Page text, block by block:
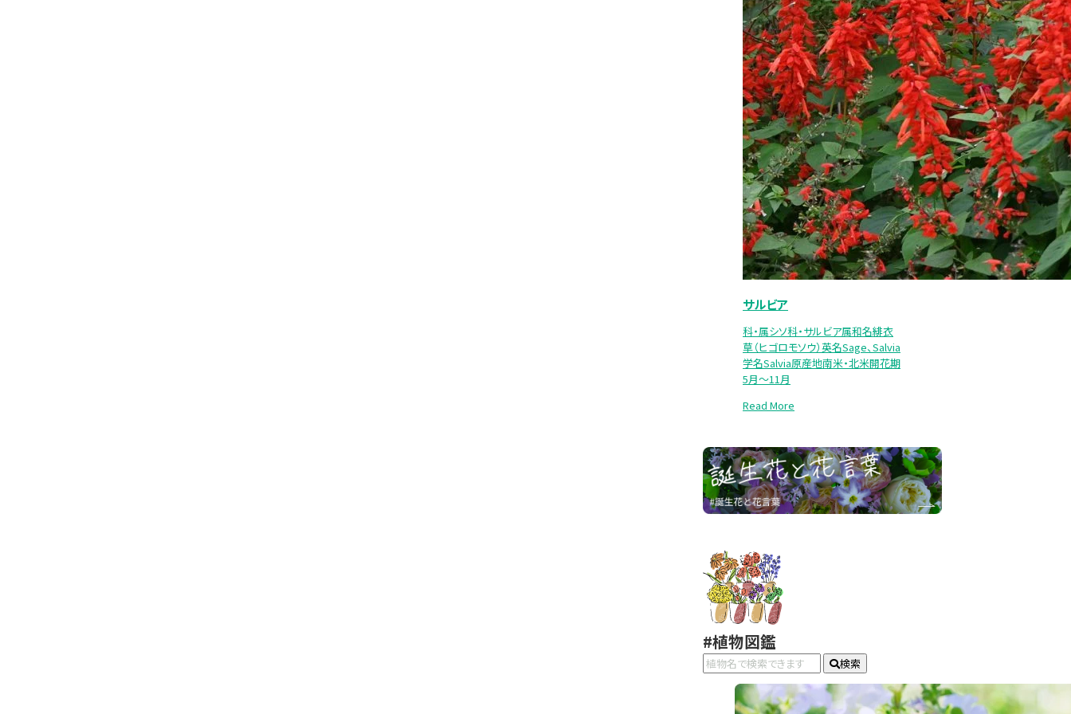
サルビア
科・属シソ科・サルビア属和名緋衣
草（ヒゴロモソウ）英名Sage、Salvia
学名Salvia原産地南米・北米開花期
5月～11月
Read More
#植物図鑑
検索